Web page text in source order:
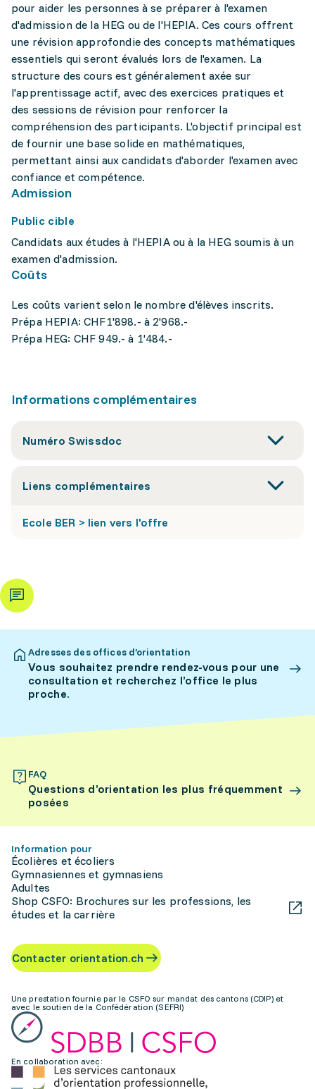
pour aider les personnes à se préparer à l'examen
d'admission de la HEG ou de l'HEPIA. Ces cours offrent
une révision approfondie des concepts mathématiques
essentiels qui seront évalués lors de l'examen. La
structure des cours est généralement axée sur
l'apprentissage actif, avec des exercices pratiques et
des sessions de révision pour renforcer la
compréhension des participants. L'objectif principal est
de fournir une base solide en mathématiques,
permettant ainsi aux candidats d'aborder l'examen avec
confiance et compétence.
Admission
Public cible
Candidats aux études à l'HEPIA ou à la HEG soumis à un
examen d'admission.
Coûts
Les coûts varient selon le nombre d'élèves inscrits.
Prépa HEPIA: CHF1'898.- à 2'968.-
Prépa HEG: CHF 949.- à 1'484.-
Informations complémentaires
Numéro Swissdoc
Liens complémentaires
Ecole BER > lien vers l'offre
Adresses des offices d’orientation
Vous souhaitez prendre rendez-vous pour une
consultation et recherchez l’office le plus
proche.
FAQ
Questions d’orientation les plus fréquemment
posées
Information pour
Écolières et écoliers
Gymnasiennes et gymnasiens
Adultes
Shop CSFO: Brochures sur les professions, les
études et la carrière
Contacter orientation.ch
Une prestation fournie par le CSFO sur mandat des cantons (CDIP) et
avec le soutien de la Confédération (SEFRI)
En collaboration avec: